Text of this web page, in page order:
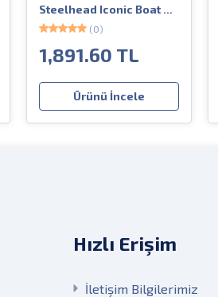
Steelhead Iconic Boat 6'1
183 cm 20-30 lbs 3 Parça
(0)
1,891.60 TL
Ürünü İncele
Hızlı Erişim
İletişim Bilgilerimiz